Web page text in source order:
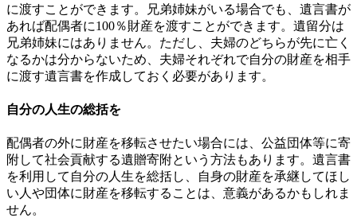
に渡すことができます。兄弟姉妹がいる場合でも、遺言書が
あれば配偶者に100％財産を渡すことができます。遺留分は
兄弟姉妹にはありません。ただし、夫婦のどちらが先に亡く
なるかは分からないため、夫婦それぞれで自分の財産を相手
に渡す遺言書を作成しておく必要があります。
自分の人生の総括を
配偶者の外に財産を移転させたい場合には、公益団体等に寄
附して社会貢献する遺贈寄附という方法もあります。遺言書
を利用して自分の人生を総括し、自身の財産を承継してほし
い人や団体に財産を移転することは、意義があるかもしれま
せん。